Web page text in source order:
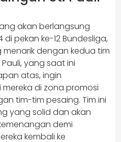
akan berlangsung
pekan ke-12 Bundesliga,
dengan kedua tim
yang saat ini
atas, ingin
di zona promosi
tim-tim pesaing. Tim ini
yang solid dan akan
demi
kembali ke